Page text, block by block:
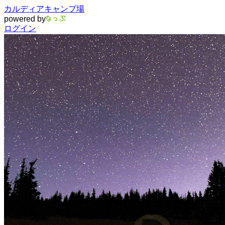
カルディアキャンプ場
powered by
ログイン